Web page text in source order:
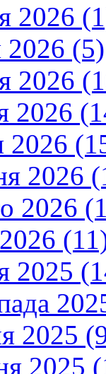
2026
2026 (5)
2026
2026
2026
2026
2026
2025
2025
2025